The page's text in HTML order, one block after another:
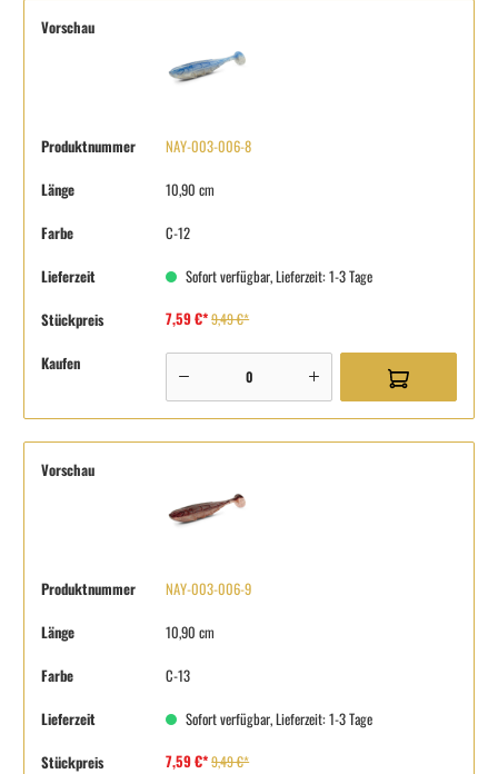
Vorschau
Produktnummer NAY-003-006-8
Länge 10,90 cm
Farbe C-12
Lieferzeit Sofort verfügbar, Lieferzeit: 1-3 Tage
Stückpreis 7,59 €*9,49 €*
Kaufen
Vorschau
Produktnummer NAY-003-006-9
Länge 10,90 cm
Farbe C-13
Lieferzeit Sofort verfügbar, Lieferzeit: 1-3 Tage
Stückpreis 7,59 €*9,49 €*